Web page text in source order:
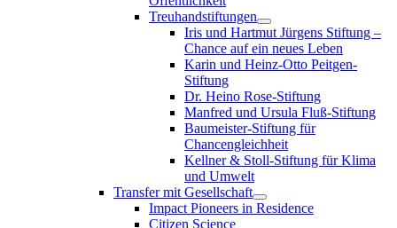
Treuhandstiftungen
Iris und Hartmut Jürgens Stiftung –
Chance auf ein neues Leben
Karin und Heinz-Otto Peitgen-
Stiftung
Dr. Heino Rose-Stiftung
Manfred und Ursula Fluß-Stiftung
Baumeister-Stiftung für
Chancengleichheit
Kellner & Stoll-Stiftung für Klima
und Umwelt
Transfer mit Gesellschaft
Impact Pioneers in Residence
Citizen Science